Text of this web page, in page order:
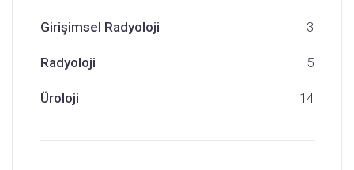
Girişimsel Radyoloji 3
Radyoloji 5
Üroloji 14